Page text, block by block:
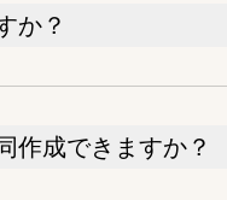
か？
作成できますか？